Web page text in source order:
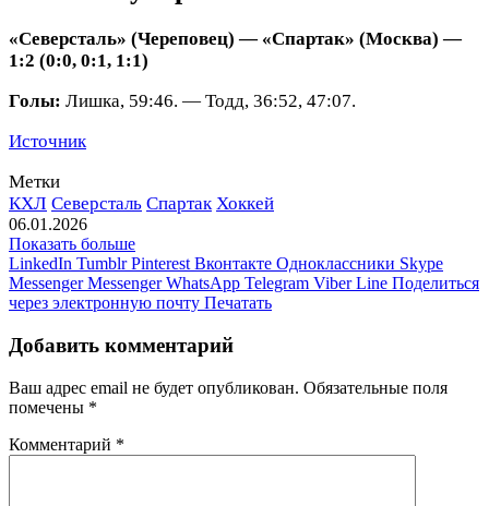
«Северсталь» (Череповец) — «Спартак» (Москва) —
1:2 (0:0, 0:1, 1:1)
Голы: Лишка, 59:46. — Тодд, 36:52, 47:07.
Источник
Метки
КХЛ Северсталь Спартак Хоккей
06.01.2026
Показать больше
LinkedIn Tumblr Pinterest Вконтакте Одноклассники Skype
Messenger Messenger WhatsApp Telegram Viber Line Поделиться
через электронную почту Печатать
Добавить комментарий
Ваш адрес email не будет опубликован. Обязательные поля
помечены *
Комментарий *